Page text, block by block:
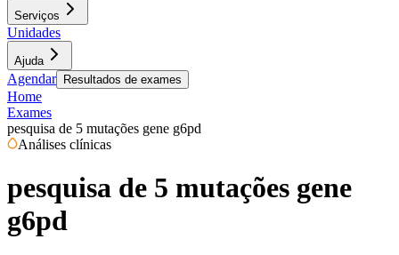
Serviços
Unidades
Ajuda
Agendar Resultados de exames
Home
Exames
pesquisa de 5 mutações gene g6pd
Análises clínicas
pesquisa de 5 mutações gene
g6pd